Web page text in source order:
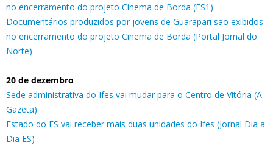
no encerramento do projeto Cinema de Borda (ES1)
Documentários produzidos por jovens de Guarapari são exibidos
no encerramento do projeto Cinema de Borda (Portal Jornal do
Norte)
20 de dezembro
Sede administrativa do Ifes vai mudar para o Centro de Vitória (A
Gazeta)
Estado do ES vai receber mais duas unidades do Ifes (Jornal Dia a
Dia ES)